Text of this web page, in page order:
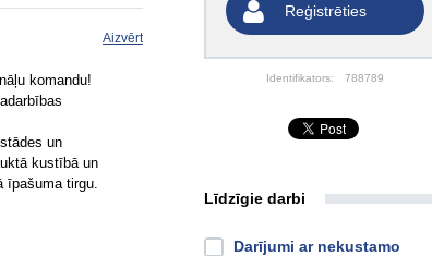
Reģistrēties
Identifikators: 788789
Aizvērt
komandu!
un
kustībā un
īpašuma tirgu.
Līdzīgie darbi
Darījumi ar nekustamo